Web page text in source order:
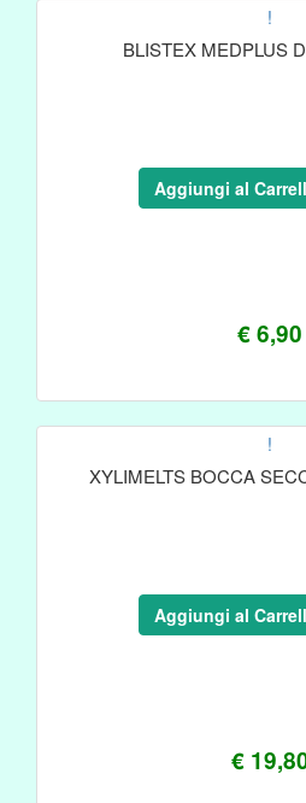
!
BLISTEX MEDPLUS
€ 6,90
Aggiungi al
!
XYLIMELTS BOCCA
€
Aggiungi al